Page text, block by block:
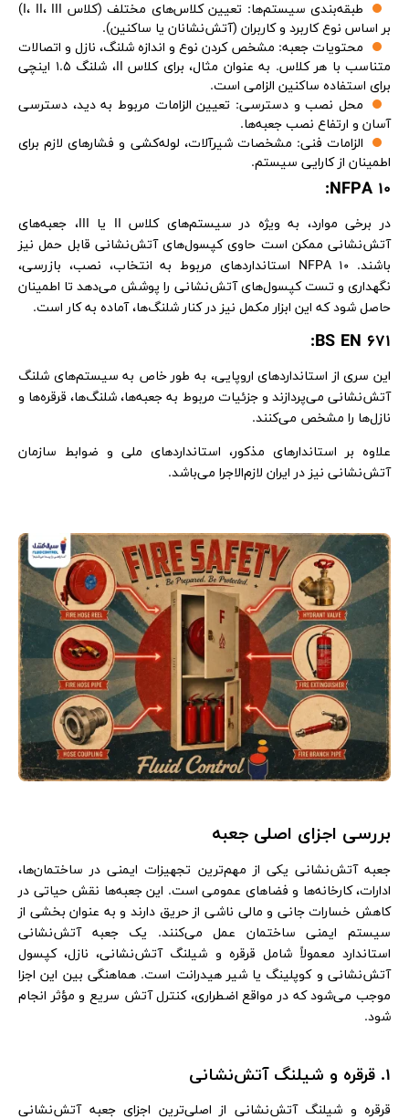
طبقه‌بندی سیستم‌ها: تعیین کلاس‌های مختلف (کلاس I، II، III)
بر اساس نوع کاربرد و کاربران (آتش‌نشانان یا ساکنین).
محتویات جعبه: مشخص کردن نوع و اندازه شلنگ، نازل و اتصالات
متناسب با هر کلاس. به عنوان مثال، برای کلاس II، شلنگ ۱.۵ اینچی
برای استفاده ساکنین الزامی است.
محل نصب و دسترسی: تعیین الزامات مربوط به دید، دسترسی
آسان و ارتفاع نصب جعبه‌ها.
الزامات فنی: مشخصات شیرآلات، لوله‌کشی و فشارهای لازم برای
اطمینان از کارایی سیستم.
NFPA 10:
در برخی موارد، به ویژه در سیستم‌های کلاس II یا III، جعبه‌های
آتش‌نشانی ممکن است حاوی کپسول‌های آتش‌نشانی قابل حمل نیز
باشند. NFPA 10 استانداردهای مربوط به انتخاب، نصب، بازرسی،
نگهداری و تست کپسول‌های آتش‌نشانی را پوشش می‌دهد تا اطمینان
حاصل شود که این ابزار مکمل نیز در کنار شلنگ‌ها، آماده به کار است.
BS EN 671:
این سری از استانداردهای اروپایی، به طور خاص به سیستم‌های شلنگ
آتش‌نشانی می‌پردازند و جزئیات مربوط به جعبه‌ها، شلنگ‌ها، قرقره‌ها و
نازل‌ها را مشخص می‌کنند.
علاوه بر استاندارهای مذکور، استانداردهای ملی و ضوابط سازمان
آتش‌نشانی نیز در ایران لازم‌الاجرا می‌باشد.
بررسی اجزای اصلی جعبه
جعبه آتش‌نشانی یکی از مهم‌ترین تجهیزات ایمنی در ساختمان‌ها،
ادارات، کارخانه‌ها و فضاهای عمومی است. این جعبه‌ها نقش حیاتی در
کاهش خسارات جانی و مالی ناشی از حریق دارند و به عنوان بخشی از
سیستم ایمنی ساختمان عمل می‌کنند. یک جعبه آتش‌نشانی
استاندارد معمولاً شامل قرقره و شیلنگ آتش‌نشانی، نازل، کپسول
آتش‌نشانی و کوپلینگ یا شیر هیدرانت است. هماهنگی بین این اجزا
موجب می‌شود که در مواقع اضطراری، کنترل آتش سریع و مؤثر انجام
شود.
1. قرقره و شیلنگ آتش‌نشانی
قرقره و شیلنگ آتش‌نشانی از اصلی‌ترین اجزای جعبه آتش‌نشانی